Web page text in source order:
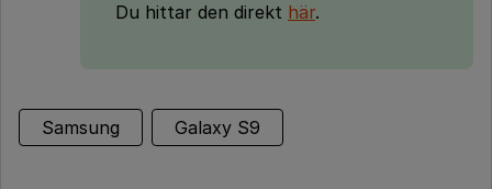
Du hittar den direkt här.
Samsung Galaxy S9